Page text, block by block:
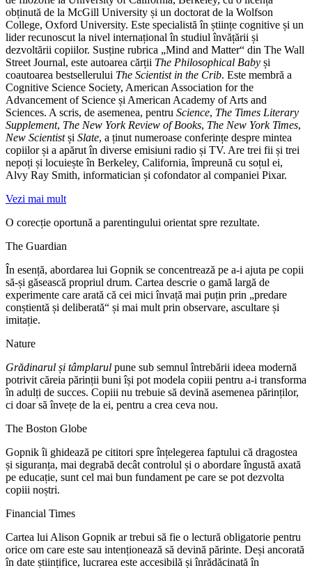
obținută de la McGill University și un doctorat de la Wolfson
College, Oxford University. Este specialistă în științe cognitive și un
lider recunoscut la nivel internațional în studiul învățării și
dezvoltării copiilor. Susține rubrica „Mind and Matter“ din The Wall
Street Journal, este autoarea cărții The Philosophical Baby și
coautoarea bestsellerului The Scientist in the Crib. Este membră a
Cognitive Science Society, American Association for the
Advancement of Science și American Academy of Arts and
Sciences. A scris, de asemenea, pentru Science, The Times Literary
Supplement, The New York Review of Books, The New York Times,
New Scientistși Slate, a ținut numeroase conferințe despre mintea
copiilor și a apărut în diverse emisiuni radio și TV. Are trei fii și trei
nepoți și locuiește în Berkeley, California, împreună cu soțul ei,
Alvy Ray Smith, informatician și cofondator al companiei Pixar.
Vezi mai mult
O corecție oportună a parentingului orientat spre rezultate.
The Guardian
În esență, abordarea lui Gopnik se concentrează pe a-i ajuta pe copii
să-și găsească propriul drum. Cartea descrie o gamă largă de
experimente care arată că cei mici învață mai puțin prin „predare
conștientă și deliberată“ și mai mult prin observare, ascultare și
imitație.
Nature
Grădinarul și tâmplarul pune sub semnul întrebării ideea modernă
potrivit căreia părinții buni își pot modela copiii pentru a-i transforma
în adulți de succes. Copiii nu trebuie să devină asemenea părinților,
ci doar să învețe de la ei, pentru a crea ceva nou.
The Boston Globe
Gopnik îi ghidează pe cititori spre înțelegerea faptului că dragostea
și siguranța, mai degrabă decât controlul și o abordare îngustă axată
pe educație, sunt cel mai bun fundament pe care se pot dezvolta
copiii noștri.
Financial Times
Cartea lui Alison Gopnik ar trebui să fie o lectură obligatorie pentru
orice om care este sau intenționează să devină părinte. Deși ancorată
în date științifice, lucrarea este accesibilă și înrădăcinată în